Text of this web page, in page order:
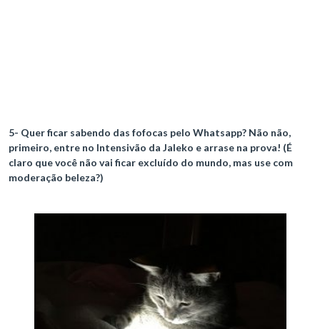
5- Quer ficar sabendo das fofocas pelo Whatsapp? Não não,
primeiro, entre no Intensivão da Jaleko e arrase na prova! (É
claro que você não vai ficar excluído do mundo, mas use com
moderação beleza?)